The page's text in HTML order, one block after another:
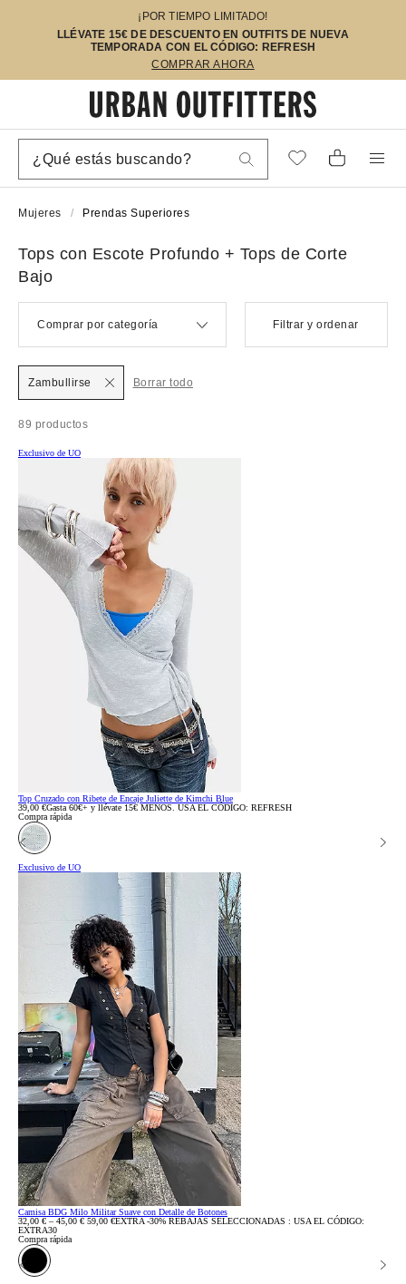
¡POR TIEMPO LIMITADO!
LLÉVATE 15€ DE DESCUENTO EN OUTFITS DE NUEVA
TEMPORADA CON EL CÓDIGO: REFRESH
COMPRAR AHORA
Mujeres Prendas Superiores
Tops con Escote Profundo + Tops de Corte
Bajo
Comprar por categoría Filtrar y ordenar
89 productos
Zambullirse Borrar todo
Exclusivo de UO
Top Cruzado con Ribete de Encaje Juliette de Kimchi Blue
39,00 €Gasta 60€+ y llévate 15€ MENOS. USA EL CÓDIGO: REFRESH
Compra rápida
Exclusivo de UO
Camisa BDG Milo Militar Suave con Detalle de Botones
Precio
rebajado:
32,00 € – 45,00 €Precio
original:
59,00 €EXTRA -30% REBAJAS SELECCIONADAS : USA EL CÓDIGO:
EXTRA30
Compra rápida